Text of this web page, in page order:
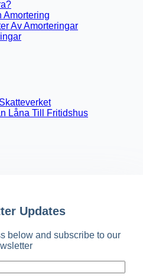
Amortering
Av Amorteringar
Låna Till Fritidshus
Updates
below and subscribe to our